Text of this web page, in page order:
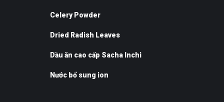
Celery Powder
Dried Radish Leaves
Dầu ăn cao cấp Sacha Inchi
Nước bổ sung ion